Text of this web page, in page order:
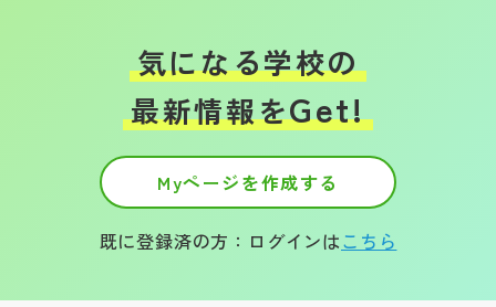
気になる学校の
最新情報をGet!
Myページを作成する
既に登録済の方：ログインはこちら